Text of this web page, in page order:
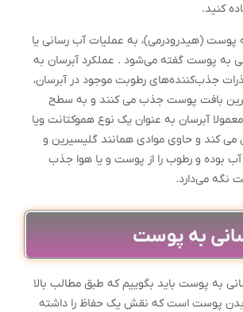
کنید.
پوست (هیدرودرمی)، به عملیات آب رسانی یا
به پوست گفته می‌شود . عملکرد آبرسان به
جذب‌کننده‌های رطوبت موجود در آبرسان،
بافت پوست جذب می کنند و به سطح
آبرسان به عنوان یک نوع هموکتانت ویا
کند و حاوی موادی همانند گلیسیرین و
آب بوده و رطوب را از پوست و یا هوا جذب
نگه می‌دارد.
به پوست
به پوست باید بگوییم که طبق مطالب بالا
بدن پوست است که نقش یک حفاظ را داشته